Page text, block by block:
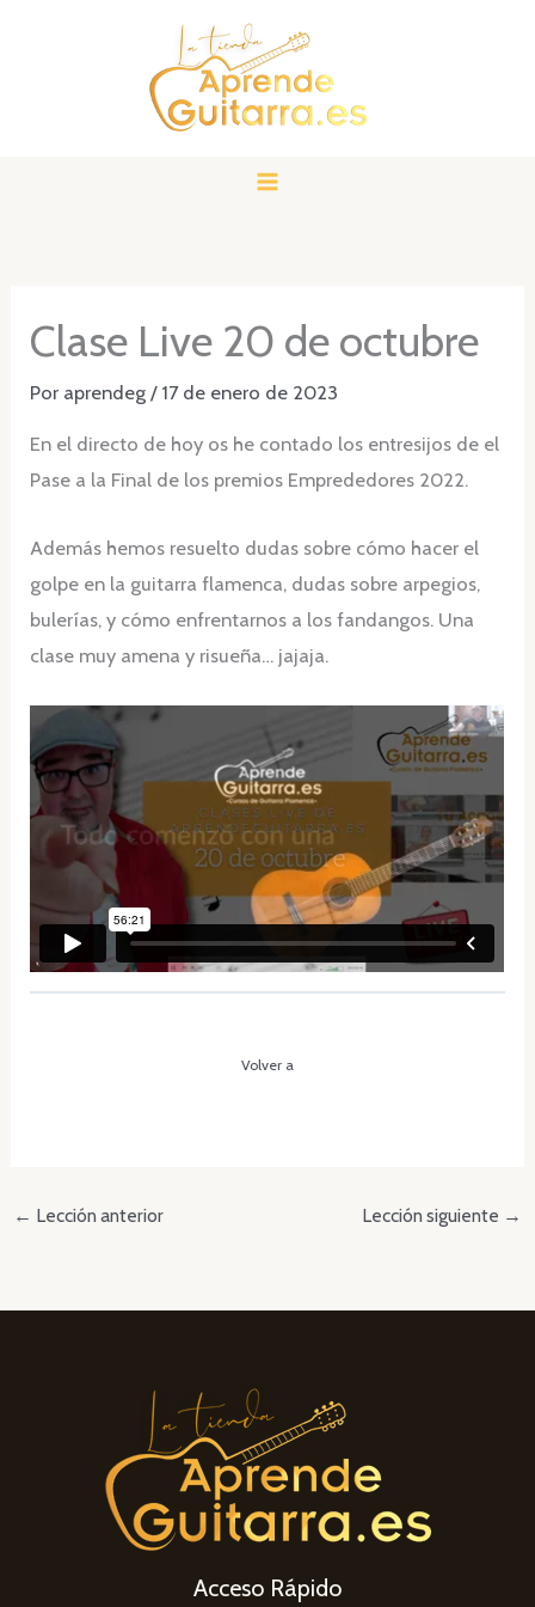
Clase Live 20 de octubre
Por aprendeg/ 17 de enero de 2023
En el directo de hoy os he contado los entresijos de el
Pase a la Final de los premios Emprededores 2022.
Además hemos resuelto dudas sobre cómo hacer el
golpe en la guitarra flamenca, dudas sobre arpegios,
bulerías, y cómo enfrentarnos a los fandangos. Una
clase muy amena y risueña… jajaja.
Volver a
← Lección anterior Lección siguiente →
Acceso Rápido